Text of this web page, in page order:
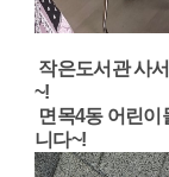
작은도서관 사
~!
면목4동 어린이
니다~!